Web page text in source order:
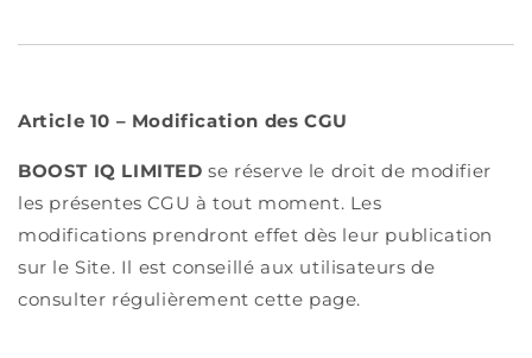
Article 10 – Modification des CGU
BOOST IQ LIMITED se réserve le droit de modifier
les présentes CGU à tout moment. Les
modifications prendront effet dès leur publication
sur le Site. Il est conseillé aux utilisateurs de
consulter régulièrement cette page.